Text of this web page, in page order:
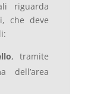
riguarda
che deve
, tramite
dell’area